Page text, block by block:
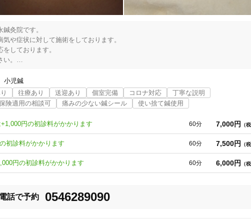
灸院です。
や症状に対して施術をしております。
しております。
。
。
の症状やお腹の不調や肌荒れ、内科疾患・婦人科疾患にも効果的です。
約30分程度)もかかりますのでよろしくお願い致します。
、常に勉強をしていき技術向上に努めております。
ます！！
小児鍼
往療あり 送迎あり 個室完備 コロナ対応
丁寧な説明
険適用の相談可 痛みの少ない鍼シール 使い捨て鍼使用
円の初診料がかかります 60分 7,000円 （
初診料がかかります 60分 7,500円 （
円の初診料がかかります 60分 6,000円 （
電話で予約 0546289090